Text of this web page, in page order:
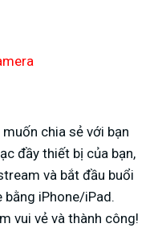
chia sẻ với bạn
đầy thiết bị của bạn,
và bắt đầu buổi
bằng iPhone/iPad.
vui vẻ và thành công!